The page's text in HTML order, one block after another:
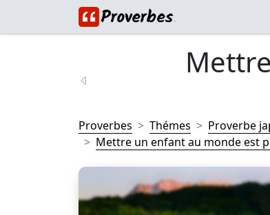
Proverbes Thémes
Proverbe
Mettre un enfant au monde est